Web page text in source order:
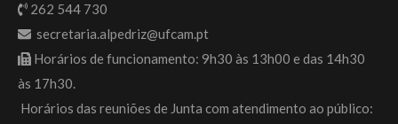
262 544 730
secretaria.alpedriz@ufcam.pt
Horários de funcionamento: 9h30 às 13h00 e das 14h30
às 17h30.
Horários das reuniões de Junta com atendimento ao público: